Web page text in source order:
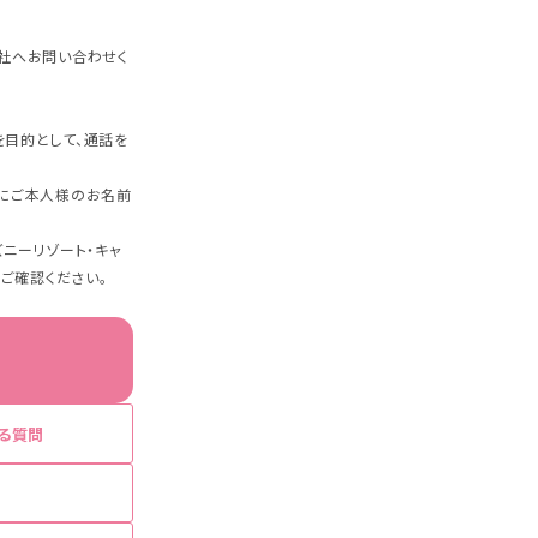
へお問い合わせく
的として、通話を
ご本人様のお名前
ーリゾート・キャ
確認ください。
質問